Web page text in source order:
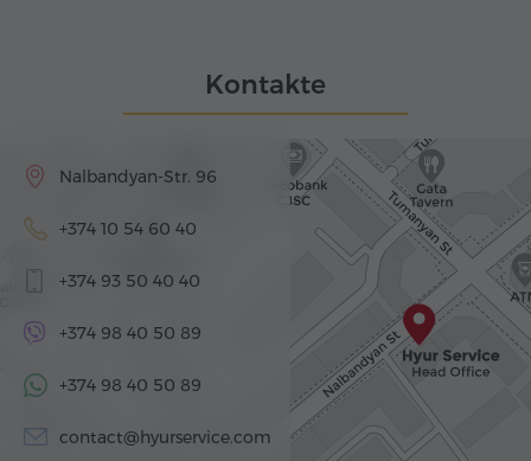
Kontakte
Nalbandyan-Str. 96
+374 10 54 60 40
+374 93 50 40 40
+374 98 40 50 89
+374 98 40 50 89
contact@hyurservice.com